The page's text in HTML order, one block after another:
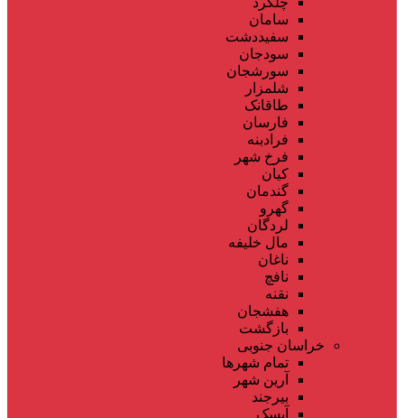
سامان
سفیددشت
سودجان
سورشجان
شلمزار
طاقانک
فارسان
فرادبنه
فرخ شهر
کیان
گندمان
گهرو
لردگان
مال خلیفه
ناغان
نافچ
نقنه
هفشجان
بازگشت
خراسان جنوبی
تمام شهر‌ها
آرین شهر
بیرجند
آیسک